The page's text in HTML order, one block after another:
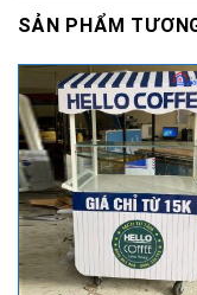
SẢN PHẨM